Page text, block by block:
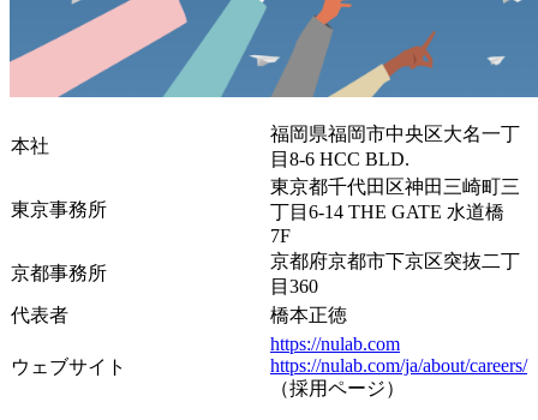
本社
福岡県福岡市中央区大名一丁
目8-6 HCC BLD.
東京事務所
東京都千代田区神田三崎町三
丁目6-14 THE GATE 水道橋
7F
京都事務所
京都府京都市下京区突抜二丁
目360
代表者
橋本正徳
ウェブサイト
https://nulab.com
https://nulab.com/ja/about/careers/
（採用ページ）